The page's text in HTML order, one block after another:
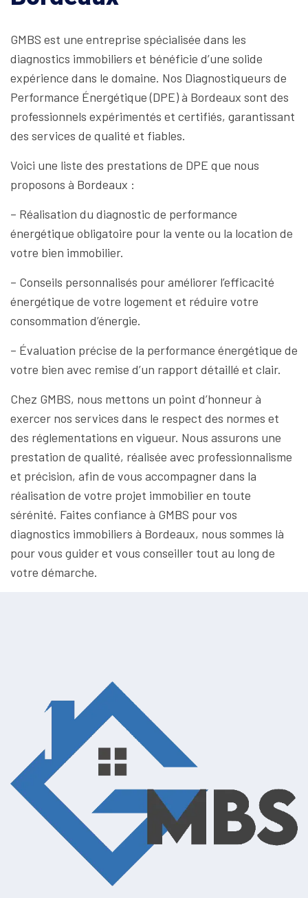
GMBS est une entreprise spécialisée dans les
diagnostics immobiliers et bénéficie d’une solide
expérience dans le domaine. Nos Diagnostiqueurs de
Performance Énergétique (DPE) à Bordeaux sont des
professionnels expérimentés et certifiés, garantissant
des services de qualité et fiables.
Voici une liste des prestations de DPE que nous
proposons à Bordeaux :
– Réalisation du diagnostic de performance
énergétique obligatoire pour la vente ou la location de
votre bien immobilier.
– Conseils personnalisés pour améliorer l’efficacité
énergétique de votre logement et réduire votre
consommation d’énergie.
– Évaluation précise de la performance énergétique de
votre bien avec remise d’un rapport détaillé et clair.
Chez GMBS, nous mettons un point d’honneur à
exercer nos services dans le respect des normes et
des réglementations en vigueur. Nous assurons une
prestation de qualité, réalisée avec professionnalisme
et précision, afin de vous accompagner dans la
réalisation de votre projet immobilier en toute
sérénité. Faites confiance à GMBS pour vos
diagnostics immobiliers à Bordeaux, nous sommes là
pour vous guider et vous conseiller tout au long de
votre démarche.